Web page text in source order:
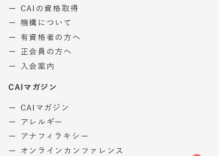
ー CAIの資格取得
ー 機構について
ー 有資格者の方へ
ー 正会員の方へ
ー 入会案内
CAIマガジン
ー CAIマガジン
ー アレルギー
ー アナフィラキシー
ー オンラインカンファレンス